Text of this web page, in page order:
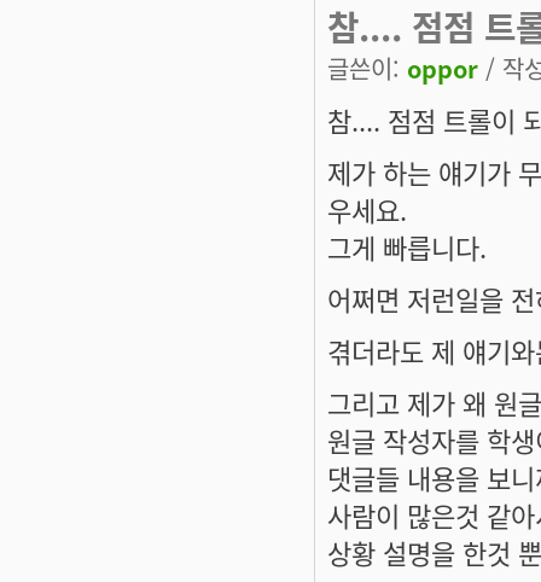
참.... 점점 트
글쓴이: oppor / 작
참.... 점점 트롤이
제가 하는 얘기가
우세요.
그게 빠릅니다.
어쩌면 저런일을
겪더라도 제 얘기
그리고 제가 왜 원
원글 작성자를 학
댓글들 내용을 보
사람이 많은것 같
상황 설명을 한것